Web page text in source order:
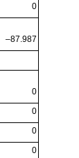
0
–87.987
0
0
0
0